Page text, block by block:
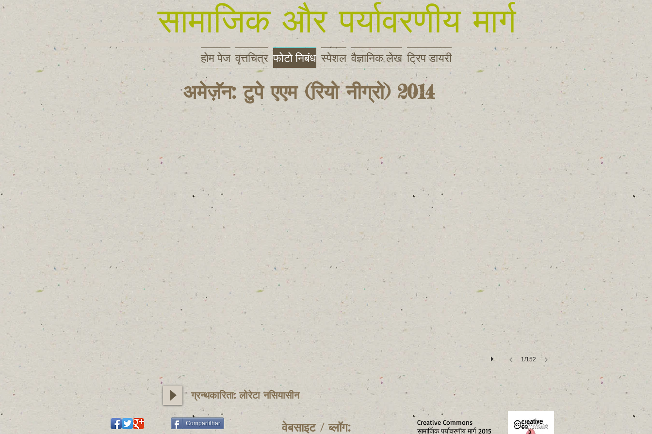
सामाजिक और पर्यावरणीय मार्ग
होम पेज वृत्तचित्र फोटो निबंध स्पेशल वैज्ञानिक लेख ट्रिप डायरी
अमेज़ॅन: टुपे एएम (रियो नीग्रो) 2014
DSCF1374.JPG
1/152
ग्रन्थकारिता: लोरेटा नसियासीन
Compartilhar वेबसाइट / ब्लॉग:
Creative Commons
सामाजिक पर्यावरणीय मार्ग 2015